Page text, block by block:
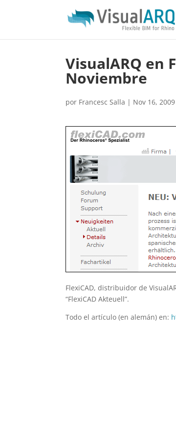
VisualARQ en
Noviembre
por Francesc Salla | Nov 16, 2009
FlexiCAD, distribuidor de
“FlexiCAD Akteuell”.
Todo el artículo (en alemán) en: